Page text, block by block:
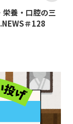
養・口腔の三
＃128